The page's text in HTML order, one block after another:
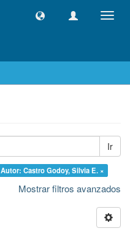
Ir
Autor: Castro Godoy, Silvia E. ×
Mostrar filtros avanzados